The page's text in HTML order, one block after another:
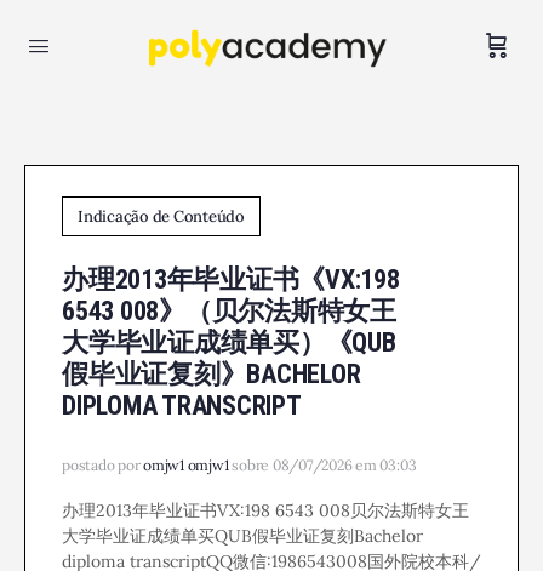
Indicação de Conteúdo
办理2013年毕业证书《VX:198
6543 008》（贝尔法斯特女王
大学毕业证成绩单买）《QUB
假毕业证复刻》BACHELOR
DIPLOMA TRANSCRIPT
postado poromjw1 omjw1sobre 08/07/2026 em 03:03
办理2013年毕业证书VX:198 6543 008贝尔法斯特女王
大学毕业证成绩单买QUB假毕业证复刻Bachelor
diploma transcriptQQ微信:1986543008国外院校本科/